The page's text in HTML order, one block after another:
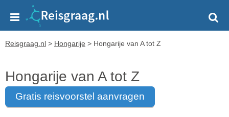
Reisgraag.nl > Hongarije > Hongarije van A tot Z
Hongarije van A tot Z
gratis reisvoorstel aanvragen